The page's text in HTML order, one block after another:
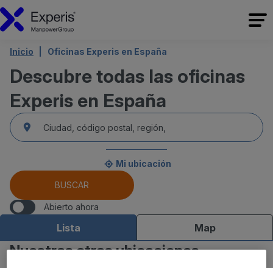
Inicio Oficinas Experis en España
Descubre todas las oficinas
Experis en España
accessibility.searchform.label.searchform
accessibility.searchform.label.searchinput
Mi ubicación
accessibility.searchform.autocomplete_status
accessibility.searchform.autocomplete_status
BUSCAR
Abierto ahora
Lista Map
Nuestras otras ubicaciones